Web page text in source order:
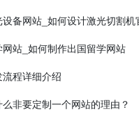
备网站_如何设计激光切割机
站_如何制作出国留学网站
程详细介绍
非要定制一个网站的理由？